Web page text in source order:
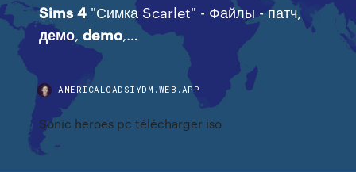
Sims 4 "Симка Scarlet" - Файлы - патч,
демо,demo,…
AMERICALOADSIYDM.WEB.APP
Sonic heroes pc télécharger iso